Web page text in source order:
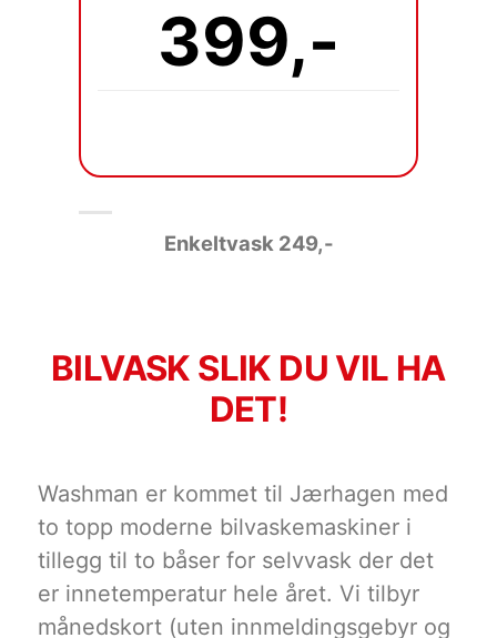
399,-
Enkeltvask 249,-
BILVASK SLIK DU VIL HA
DET!
Washman er kommet til Jærhagen med
to topp moderne bilvaskemaskiner i
tillegg til to båser for selvvask der det
er innetemperatur hele året. Vi tilbyr
månedskort (uten innmeldingsgebyr og